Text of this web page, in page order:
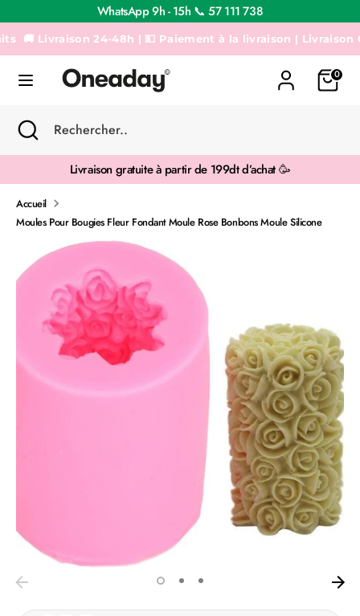
au
contenu
WhatsApp 9h - 15h 📞 57 111 738
🚚 Livraison 24-48h | 💵 Paiement à la livraison | Livraison
0
RechercheRechercher..
RechercheRechercher..
Fermer
la
recherche
Livraison gratuite à partir de 199dt d’achat 🥳
Accueil
Moules Pour Bougies Fleur Fondant Moule Rose Bonbons Moule Silicone